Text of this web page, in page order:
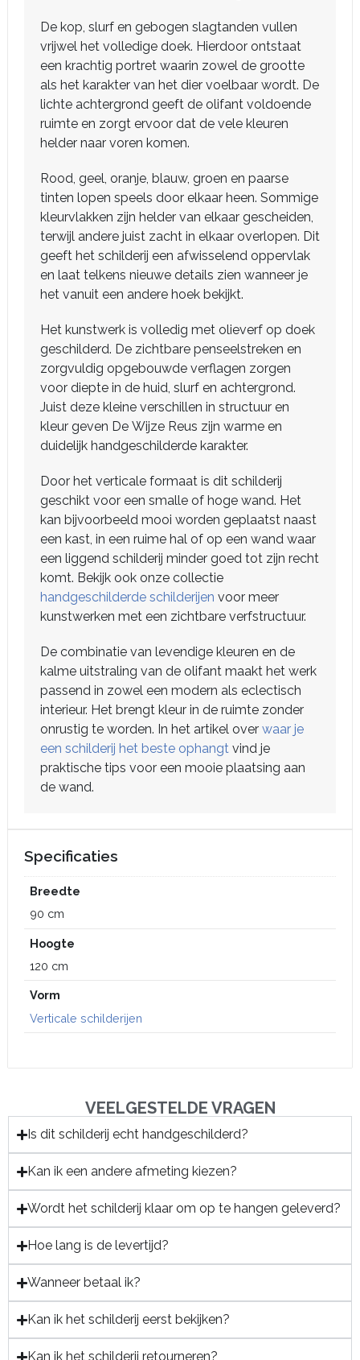
De kop, slurf en gebogen slagtanden vullen
vrijwel het volledige doek. Hierdoor ontstaat
een krachtig portret waarin zowel de grootte
als het karakter van het dier voelbaar wordt. De
lichte achtergrond geeft de olifant voldoende
ruimte en zorgt ervoor dat de vele kleuren
helder naar voren komen.
Rood, geel, oranje, blauw, groen en paarse
tinten lopen speels door elkaar heen. Sommige
kleurvlakken zijn helder van elkaar gescheiden,
terwijl andere juist zacht in elkaar overlopen. Dit
geeft het schilderij een afwisselend oppervlak
en laat telkens nieuwe details zien wanneer je
het vanuit een andere hoek bekijkt.
Het kunstwerk is volledig met olieverf op doek
geschilderd. De zichtbare penseelstreken en
zorgvuldig opgebouwde verflagen zorgen
voor diepte in de huid, slurf en achtergrond.
Juist deze kleine verschillen in structuur en
kleur geven De Wijze Reus zijn warme en
duidelijk handgeschilderde karakter.
Door het verticale formaat is dit schilderij
geschikt voor een smalle of hoge wand. Het
kan bijvoorbeeld mooi worden geplaatst naast
een kast, in een ruime hal of op een wand waar
een liggend schilderij minder goed tot zijn recht
komt. Bekijk ook onze collectie
handgeschilderde schilderijen voor meer
kunstwerken met een zichtbare verfstructuur.
De combinatie van levendige kleuren en de
kalme uitstraling van de olifant maakt het werk
passend in zowel een modern als eclectisch
interieur. Het brengt kleur in de ruimte zonder
onrustig te worden. In het artikel over waar je
een schilderij het beste ophangt vind je
praktische tips voor een mooie plaatsing aan
de wand.
Specificaties
Breedte
90 cm
Hoogte
120 cm
Vorm
Verticale schilderijen
VEELGESTELDE VRAGEN
Is dit schilderij echt handgeschilderd?
Kan ik een andere afmeting kiezen?
Wordt het schilderij klaar om op te hangen geleverd?
Hoe lang is de levertijd?
Wanneer betaal ik?
Kan ik het schilderij eerst bekijken?
Kan ik het schilderij retourneren?